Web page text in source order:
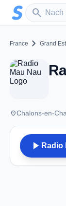
Zum Hauptinhalt
search
Sender
France chevron_right Grand Est
placeChalons-en-
play_arrow Radio